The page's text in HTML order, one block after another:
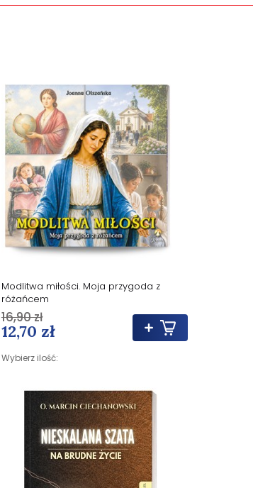
Modlitwa miłości. Moja przygoda z
różańcem
12,70 zł
Wybierz ilość:
16,90 zł